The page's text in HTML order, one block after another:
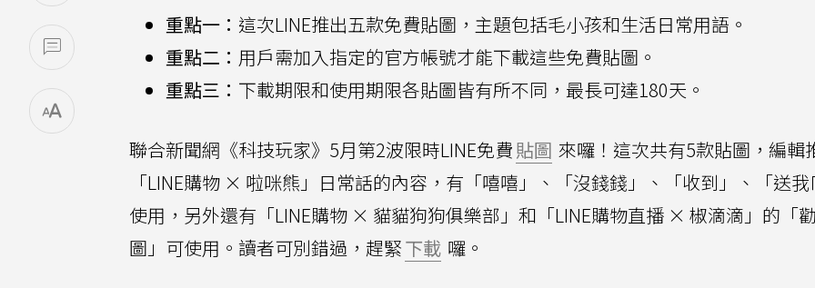
重點一： 這次LINE推出五款免費貼圖，主題包括毛小孩和生活日常用語。
重點二： 用戶需加入指定的官方帳號才能下載這些免費貼圖。
重點三： 下載期限和使用期限各貼圖皆有所不同，最長可達180天。
聯合新聞網《科技玩家》5月第2波限時LINE免費貼圖 來囉！這次共有5款貼圖，編輯
「LINE購物 × 啦咪熊」日常話的內容，有「嘻嘻」、「沒錢錢」、「收到」、「送
使用，另外還有「LINE購物 × 貓貓狗狗俱樂部」和「LINE購物直播 × 椒滴滴」的「
圖」可使用。讀者可別錯過，趕緊下載 囉。